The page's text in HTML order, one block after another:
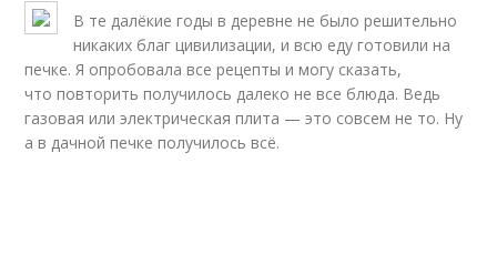
В те далёкие годы в деревне не было решительно
никаких благ цивилизации, и всю еду готовили на
печке. Я опробовала все рецепты и могу сказать,
что повторить получилось далеко не все блюда. Ведь
газовая или электрическая плита — это совсем не то. Ну
а в дачной печке получилось всё.